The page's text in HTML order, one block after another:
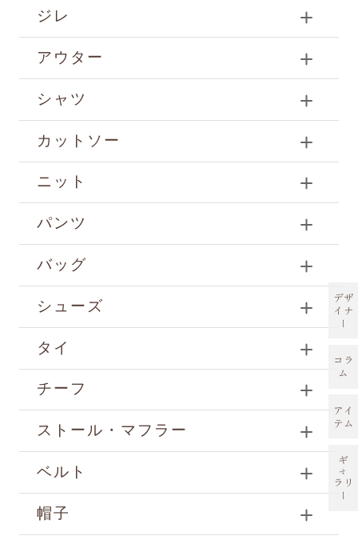
デザ
イナ
ー
コラ
ム
アイ
テム
ギ
ャ
ラリ
ー
ジレ
アウター
シャツ
カットソー
ニット
パンツ
バッグ
シューズ
タイ
チーフ
ストール・マフラー
ベルト
帽子